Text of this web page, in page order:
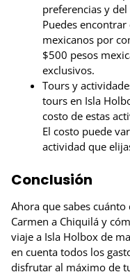
preferencias y
Puedes
mexicanos por
$500 pesos
exclusivos.
Tours y
tours en Isla
costo de estas
El costo puede
actividad que
Conclusión
Ahora que sabes cuánto
Carmen a Chiquilá y
viaje a Isla Holbox de
en cuenta todos los
disfrutar al máximo de